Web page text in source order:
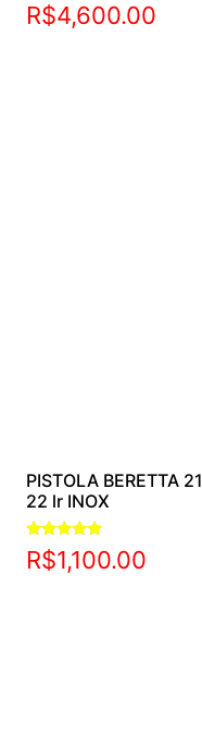
R$4,600.00
PISTOLA BERETTA
22 lr INOX
Avaliação
5.00
R$1,100.00